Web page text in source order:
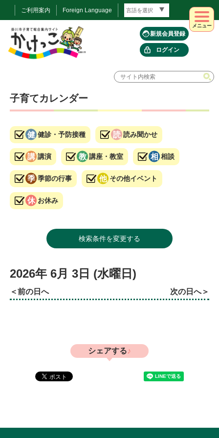
ご利用案内 Foreign Language
新規会員登録
ログイン
メニュー
子育てカレンダー
健診・予防接種 読み聞かせ
講演 講座・教室 相談
季節の行事 その他イベント
お休み
検索条件を変更する
2026年 6月 3日 (水曜日 )
前の日へ 次の日へ
シェアする